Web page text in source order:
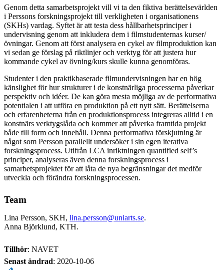
Genom detta samarbetsprojekt vill vi ta den fiktiva berättelsevärlden
i Perssons forskningsprojekt till verkligheten i organisationens
(SKHs) vardag. Syftet är att testa dess hållbarhetsprinciper i
undervisning genom att inkludera dem i filmstudenternas kurser/
övningar. Genom att först analysera en cykel av filmproduktion kan
vi sedan ge förslag på riktlinjer och verktyg för att justera hur
kommande cykel av övning/kurs skulle kunna genomföras.
Studenter i den praktikbaserade filmundervisningen har en hög
känslighet för hur strukturer i de konstnärliga processerna påverkar
perspektiv och idéer. De kan göra mesta möjliga av de performativa
potentialen i att utföra en produktion på ett nytt sätt. Berättelserna
och erfarenheterna från en produktionsprocess integreras alltid i en
konstnärs verktygslåda och kommer att påverka framtida projekt
både till form och innehåll. Denna performativa förskjutning är
något som Persson parallellt undersöker i sin egen iterativa
forskningsprocess. Utifrån LCA inriktningen quantified self’s
principer, analyseras även denna forskningsprocess i
samarbetsprojektet för att låta de nya begränsningar det medför
utveckla och förändra forskningsprocessen.
Team
Lina Persson, SKH, lina.persson@uniarts.se.
Anna Björklund, KTH.
Tillhör: NAVET
Senast ändrad: 2020-10-06